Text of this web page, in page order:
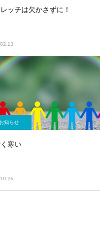
ッチは欠かさずに！
知らせ
寒い